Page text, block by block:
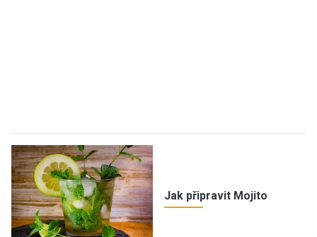
Jak připravit Mojito